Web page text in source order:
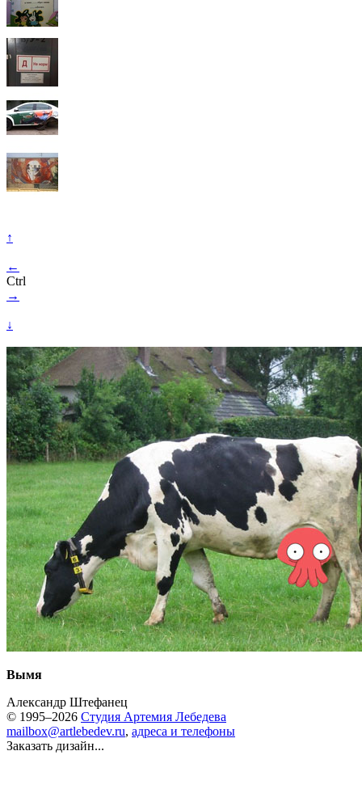
↑
←
Ctrl
→
↓
Вымя
Александр Штефанец
© 1995–2026 Студия Артемия Лебедева
mailbox@artlebedev.ru, адреса и телефоны
Заказать дизайн...